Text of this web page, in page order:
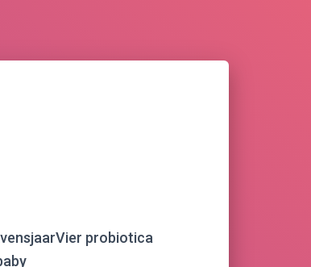
probiotica